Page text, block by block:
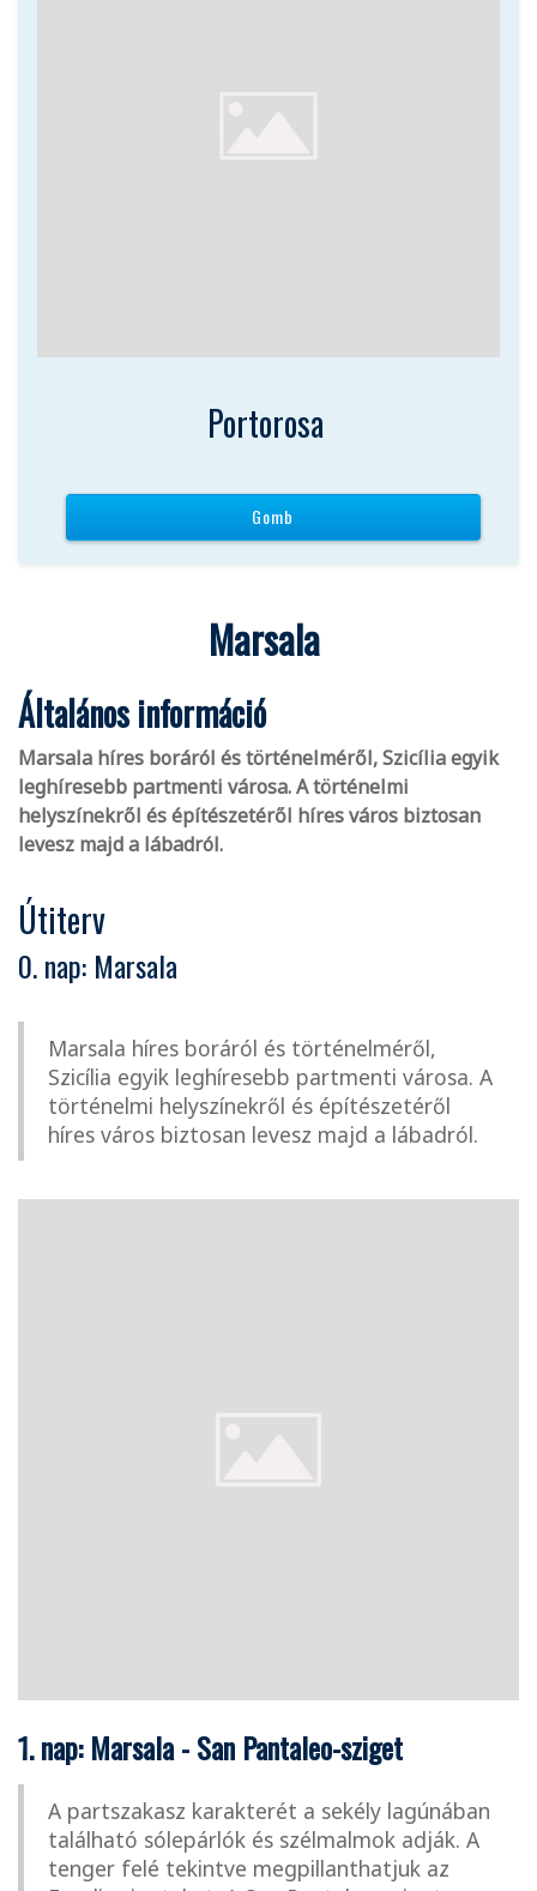
Portorosa
Gomb
Marsala
Általános információ
Marsala híres boráról és történelméről, Szicília egyik
leghíresebb partmenti városa. A történelmi
helyszínekről és építészetéről híres város biztosan
levesz majd a lábadról.
Útiterv
0. nap: Marsala
Marsala híres boráról és történelméről,
Szicília egyik leghíresebb partmenti városa. A
történelmi helyszínekről és építészetéről
híres város biztosan levesz majd a lábadról.
1. nap: Marsala - San Pantaleo-sziget
A partszakasz karakterét a sekély lagúnában
található sólepárlók és szélmalmok adják. A
tenger felé tekintve megpillanthatjuk az